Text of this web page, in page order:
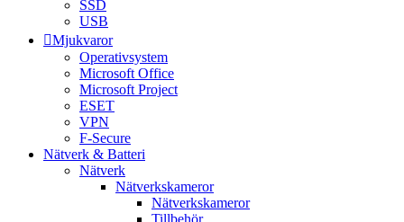
SSD
USB
Mjukvaror
Operativsystem
Microsoft Office
Microsoft Project
ESET
VPN
F-Secure
Nätverk & Batteri
Nätverk
Nätverkskameror
Nätverkskameror
Tillbehör